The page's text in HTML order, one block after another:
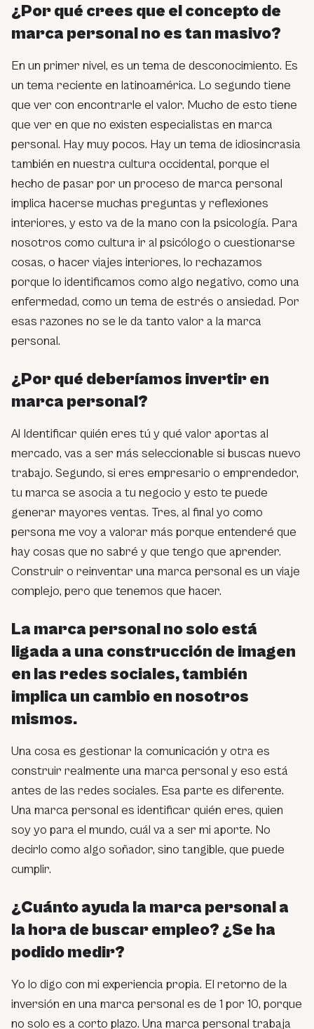
¿Por qué crees que el concepto de
marca personal no es tan masivo?
En un primer nivel, es un tema de desconocimiento. Es
un tema reciente en latinoamérica. Lo segundo tiene
que ver con encontrarle el valor. Mucho de esto tiene
que ver en que no existen especialistas en marca
personal. Hay muy pocos. Hay un tema de idiosincrasia
también en nuestra cultura occidental, porque el
hecho de pasar por un proceso de marca personal
implica hacerse muchas preguntas y reflexiones
interiores, y esto va de la mano con la psicología. Para
nosotros como cultura ir al psicólogo o cuestionarse
cosas, o hacer viajes interiores, lo rechazamos
porque lo identificamos como algo negativo, como una
enfermedad, como un tema de estrés o ansiedad. Por
esas razones no se le da tanto valor a la marca
personal.
¿Por qué deberíamos invertir en
marca personal?
Al Identificar quién eres tú y qué valor aportas al
mercado, vas a ser más seleccionable si buscas nuevo
trabajo. Segundo, si eres empresario o emprendedor,
tu marca se asocia a tu negocio y esto te puede
generar mayores ventas. Tres, al final yo como
persona me voy a valorar más porque entenderé que
hay cosas que no sabré y que tengo que aprender.
Construir o reinventar una marca personal es un viaje
complejo, pero que tenemos que hacer.
La marca personal no solo está
ligada a una construcción de imagen
en las redes sociales, también
implica un cambio en nosotros
mismos.
Una cosa es gestionar la comunicación y otra es
construir realmente una marca personal y eso está
antes de las redes sociales. Esa parte es diferente.
Una marca personal es identificar quién eres, quien
soy yo para el mundo, cuál va a ser mi aporte. No
decirlo como algo soñador, sino tangible, que puede
cumplir.
¿Cuánto ayuda la marca personal a
la hora de buscar empleo? ¿Se ha
podido medir?
Yo lo digo con mi experiencia propia. El retorno de la
inversión en una marca personal es de 1 por 10, porque
no solo es a corto plazo. Una marca personal trabaja